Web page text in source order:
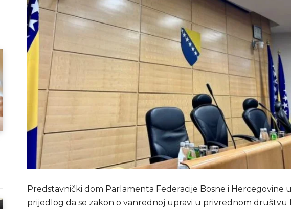
Predstavnički dom Parlamenta Federacije Bosne i Hercegovine
prijedlog da se zakon o vanrednoj upravi u privrednom društvu